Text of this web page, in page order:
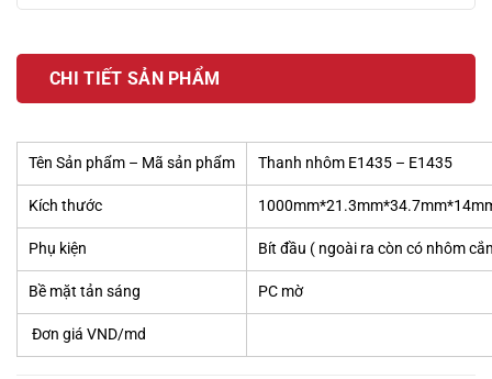
CHI TIẾT SẢN PHẨM
Tên Sản phẩm – Mã sản phẩm Thanh nhôm E1435 – E1435
Kích thước
Phụ kiện Bít đầu ( ngoài ra còn có nhôm
Bề mặt tản sáng PC mờ
Đơn giá VND/md